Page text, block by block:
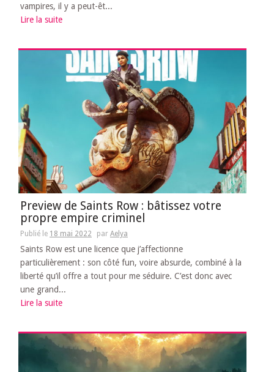
vampires, il y a peut-êt...
Lire la suite
Preview de Saints Row : bâtissez votre
propre empire criminel
Publié le 18 mai 2022 par Aelya
Saints Row est une licence que j’affectionne
particulièrement : son côté fun, voire absurde, combiné à la
liberté qu’il offre a tout pour me séduire. C’est donc avec
une grand...
Lire la suite